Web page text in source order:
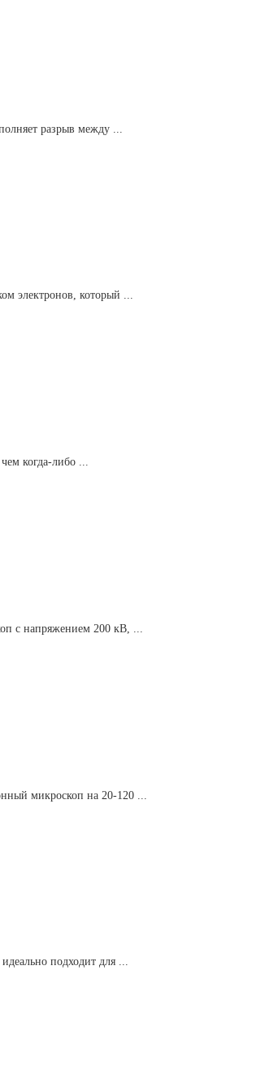
разрыв между ...
электронов, который ...
когда-либо ...
с напряжением 200 кВ, ...
микроскоп на 20-120 ...
подходит для ...